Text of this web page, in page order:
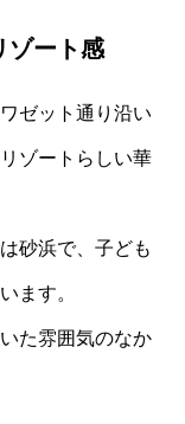
ゾート感
ゼット通り沿い
ゾートらしい華
砂浜で、子ども
ます。
た雰囲気のなか